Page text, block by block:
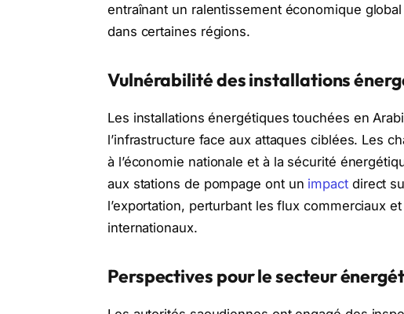
entraînant un ralentissement économique
dans certaines régions.
Vulnérabilité des installations
Les installations énergétiques touchées en
l’infrastructure face aux attaques ciblées. Les
à l’économie nationale et à la sécurité
aux stations de pompage ont un impactdirect
l’exportation, perturbant les flux commerciaux
internationaux.
Perspectives pour le secteur